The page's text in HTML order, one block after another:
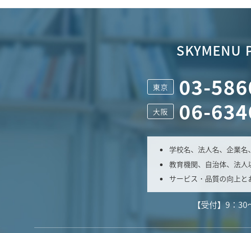
SKYMENU
東京 03-
大阪 06-
学校名、法人名、企業名
教育機関、自治体、法人
サービス・品質の向上と
【受付】9：